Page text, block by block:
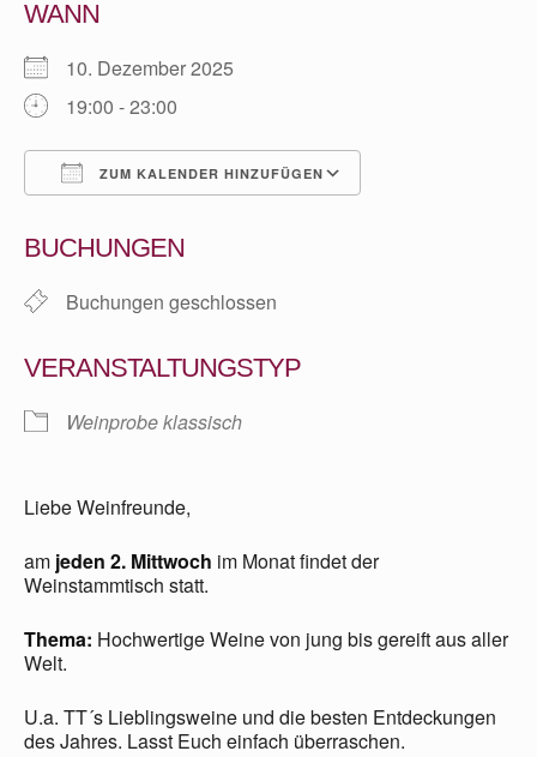
WANN
10. Dezember 2025
19:00 - 23:00
ZUM KALENDER HINZUFÜGEN
BUCHUNGEN
Buchungen geschlossen
VERANSTALTUNGSTYP
Weinprobe klassisch
Liebe Weinfreunde,
am jeden 2. Mittwoch im Monat findet der
Weinstammtisch statt.
Thema: Hochwertige Weine von jung bis gereift aus aller
Welt.
U.a. TT´s Lieblingsweine und die besten Entdeckungen
des Jahres. Lasst Euch einfach überraschen.